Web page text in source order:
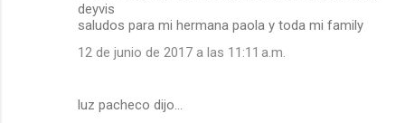
deyvis
saludos para mi hermana paola y toda mi family
12 de junio de 2017 a las 11:11 a.m.
luz pacheco dijo…